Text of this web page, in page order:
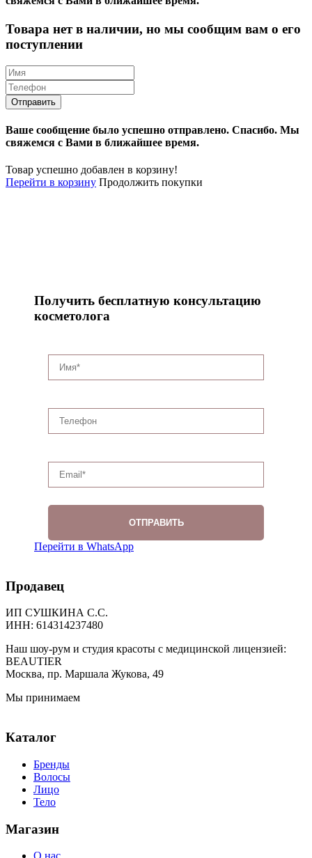
Товара нет в наличии, но мы сообщим вам о его
поступлении
Ваше сообщение было успешно отправлено. Спасибо. Mы
свяжемся с Вами в ближайшее время.
Товар успешно добавлен в корзину!
Перейти в корзину Продолжить покупки
Получить бесплатную консультацию
косметолога
Перейти в WhatsApp
Продавец
ИП СУШКИНА С.С.
ИНН: 614314237480
Наш шоу-рум и студия красоты с медицинской лицензией:
BEAUTIER
Москва, пр. Маршала Жукова, 49
Мы принимаем
Каталог
Бренды
Волосы
Лицо
Тело
Магазин